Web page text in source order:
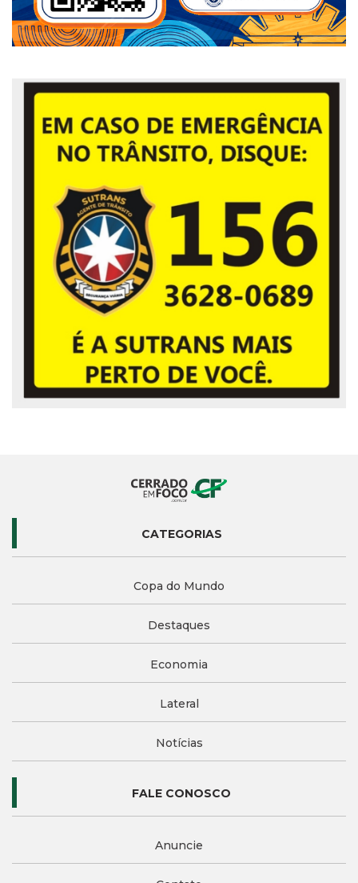
CATEGORIAS
Copa do Mundo
Destaques
Economia
Lateral
Notícias
FALE CONOSCO
Anuncie